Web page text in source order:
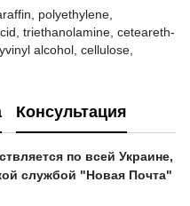
polyethylene,
triethanolamine, ceteareth-
alcohol, cellulose,
Консультация
по всей Украине,
службой "Новая Почта"